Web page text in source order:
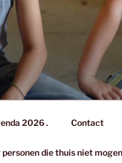
2026 . Contact
personen die thuis niet